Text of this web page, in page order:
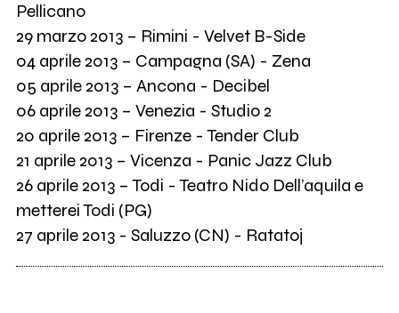
Pellicano
29 marzo 2013 – Rimini - Velvet B-Side
04 aprile 2013 – Campagna (SA) - Zena
05 aprile 2013 – Ancona - Decibel
06 aprile 2013 – Venezia - Studio 2
20 aprile 2013 – Firenze - Tender Club
21 aprile 2013 – Vicenza - Panic Jazz Club
26 aprile 2013 – Todi - Teatro Nido Dell’aquila e
metterei Todi (PG)
27 aprile 2013 - Saluzzo (CN) - Ratatoj